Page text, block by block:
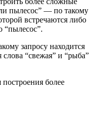
пылесос” — по такому
встречаются либо
“пылесос”.
запросу находится
“свежая” и “рыба”
более